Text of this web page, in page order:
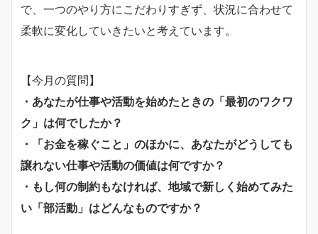
で、一つのやり方にこだわりすぎず、状況に合わせて
柔軟に変化していきたいと考えています。
【今月の質問】
・あなたが仕事や活動を始めたときの「最初のワクワ
ク」は何でしたか？
・「お金を稼ぐこと」のほかに、あなたがどうしても
譲れない仕事や活動の価値は何ですか？
・もし何の制約もなければ、地域で新しく始めてみた
い「部活動」はどんなものですか？